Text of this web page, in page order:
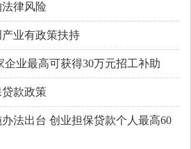
律风险
业有政策扶持
企业最高可获得30万元招工补助
款政策
法出台 创业担保贷款个人最高60